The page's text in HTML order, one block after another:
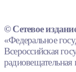
© Сетевое
«Федеральное
Всероссийская